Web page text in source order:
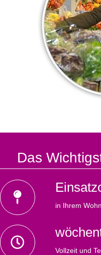
Das
in Ihrem
Vollzeit und